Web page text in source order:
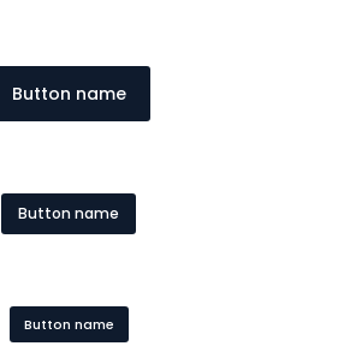
Button name
Button name
Button name